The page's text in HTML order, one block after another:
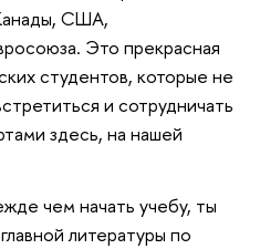
США,
Это прекрасная
студентов, которые не
и сотрудничать
здесь, на нашей
чем начать учебу, ты
литературы по